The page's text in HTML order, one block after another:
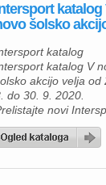
katalog
šolsko
katalog
katalog V
akcijo velja od
do 30. 9. 2020.
novi
in pogumno v
novo šolsko akcijo:
K/C/I od 18,